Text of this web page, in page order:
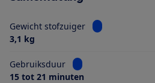
Gewicht stofzuiger
Bekijk
3,1 kg
Gebruiksduur
Bekijk informatie
15 tot 21 minuten